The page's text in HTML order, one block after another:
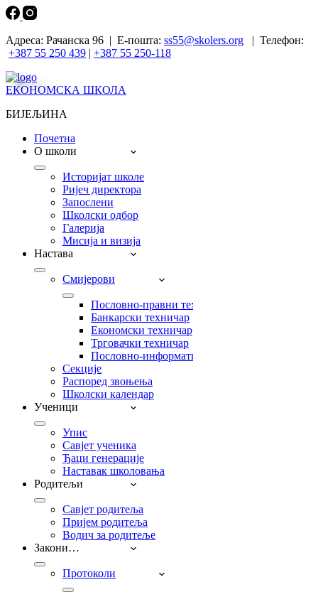
Адреса: Рачанска 96 | Е-пошта: ss55@skolers.org | Телефон:
+387 55 250 439 | +387 55 250-118
ЕКОНОМСКА ШКОЛА
БИЈЕЉИНА
Почетна
О школи
Историјат школе
Ријеч директора
Запослени
Школски одбор
Галерија
Мисија и визија
Настава
Смијерови
Пословно-правни техничар
Банкарски техничар
Економски техничар
Трговачки техничар
Пословно-информатички техничар
Секције
Распоред звоњења
Школски календар
Ученици
Упис
Савјет ученика
Ђаци генерације
Наставак школовања
Родитељи
Савјет родитеља
Пријем родитеља
Водич за родитеље
Закони…
Протоколи